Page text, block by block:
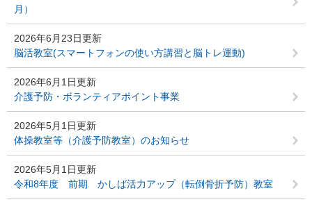
月）
2026年6月23日更新
脳活教室(スマートフォンの使い方講習と脳トレ運動)
2026年6月1日更新
介護予防・ボランティアポイント事業
2026年5月1日更新
体操教室等（介護予防教室）のお知らせ
2026年5月1日更新
令和8年度 前期 かしば活力アップ（転倒骨折予防）教室